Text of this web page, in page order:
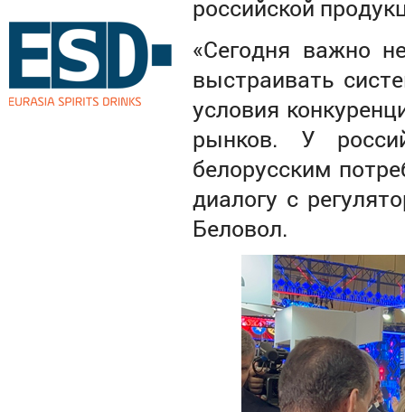
российской
«Сегодня важно
выстраивать
условия
рынков. У
белорусским
диалогу с
Беловол.